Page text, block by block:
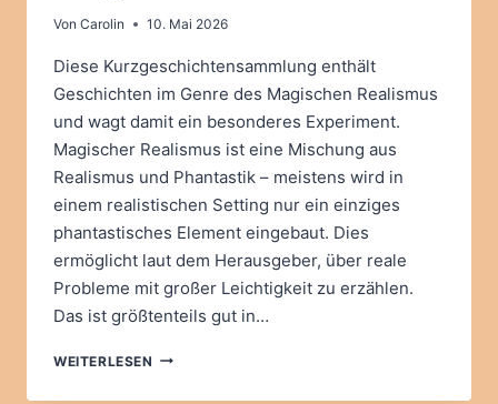
Von Carolin 10. Mai 2026
Diese Kurzgeschichtensammlung enthält
Geschichten im Genre des Magischen Realismus
und wagt damit ein besonderes Experiment.
Magischer Realismus ist eine Mischung aus
Realismus und Phantastik – meistens wird in
einem realistischen Setting nur ein einziges
phantastisches Element eingebaut. Dies
ermöglicht laut dem Herausgeber, über reale
Probleme mit großer Leichtigkeit zu erzählen.
Das ist größtenteils gut in…
WEITERLESEN GREGOR
(HRSG.):